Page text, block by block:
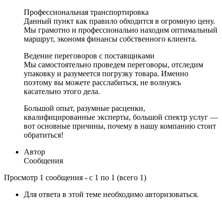
Профессиональная транспортировка
Данный пункт как правило обходится в огромную цену.
Мы грамотно и профессионально находим оптимальный
маршрут, экономя финансы собственного клиента.
Ведение переговоров с поставщиками
Мы самостоятельно проведем переговоры, отследим
упаковку и разумеется погрузку товара. Именно
поэтому вы можете расслабиться, не волнуясь
касательно этого дела.
Большой опыт, разумные расценки,
квалифицированные эксперты, большой спектр услуг —
вот основные причины, почему в нашу компанию стоит
обратиться!
Автор
Сообщения
Просмотр 1 сообщения - с 1 по 1 (всего 1)
Для ответа в этой теме необходимо авторизоваться.